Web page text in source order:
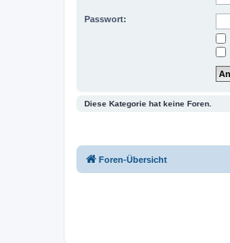
Passwort:
Diese Kategorie hat keine Foren.
Foren-Übersicht